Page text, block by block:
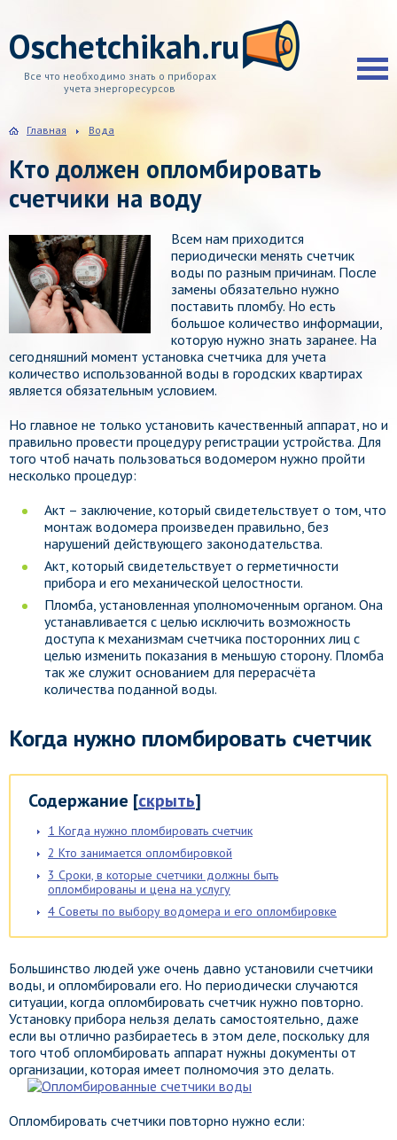
Oschetchikah.ru
Все что необходимо знать о приборах
учета энергоресурсов
Главная Вода
Кто должен опломбировать
счетчики на воду
Всем нам приходится
периодически менять счетчик
воды по разным причинам. После
замены обязательно нужно
поставить пломбу. Но есть
большое количество информации,
которую нужно знать заранее. На
сегодняшний момент установка счетчика для учета
количество использованной воды в городских квартирах
является обязательным условием.
Но главное не только установить качественный аппарат, но и
правильно провести процедуру регистрации устройства. Для
того чтоб начать пользоваться водомером нужно пройти
несколько процедур:
Акт – заключение, который свидетельствует о том, что
монтаж водомера произведен правильно, без
нарушений действующего законодательства.
Акт, который свидетельствует о герметичности
прибора и его механической целостности.
Пломба, установленная уполномоченным органом. Она
устанавливается с целью исключить возможность
доступа к механизмам счетчика посторонних лиц с
целью изменить показания в меньшую сторону. Пломба
так же служит основанием для перерасчёта
количества поданной воды.
Когда нужно пломбировать счетчик
Содержание [скрыть]
1 Когда нужно пломбировать счетчик
2 Кто занимается опломбировкой
3 Сроки, в которые счетчики должны быть
опломбированы и цена на услугу
4 Советы по выбору водомера и его опломбировке
Большинство людей уже очень давно установили счетчики
воды, и опломбировали его. Но периодически случаются
ситуации, когда опломбировать счетчик нужно повторно.
Установку прибора нельзя делать самостоятельно, даже
если вы отлично разбираетесь в этом деле, поскольку для
того чтоб опломбировать аппарат нужны документы от
организации, которая имеет полномочия это делать.
Опломбировать счетчики повторно нужно если: